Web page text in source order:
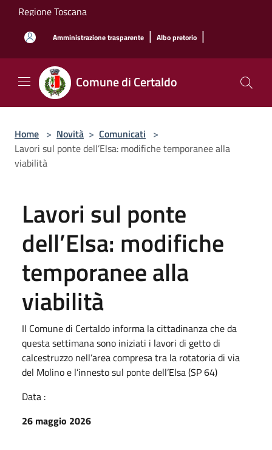
Salta al contenuto principale
Regione Toscana
Amministrazione trasparente | Albo pretorio |
Comune di Certaldo
Home > Novità > Comunicati >
Lavori sul ponte dell’Elsa: modifiche temporanee alla
viabilità
Lavori sul ponte
dell’Elsa: modifiche
temporanee alla
viabilità
Il Comune di Certaldo informa la cittadinanza che da
questa settimana sono iniziati i lavori di getto di
calcestruzzo nell’area compresa tra la rotatoria di via
del Molino e l’innesto sul ponte dell’Elsa (SP 64)
Data :
26 maggio 2026